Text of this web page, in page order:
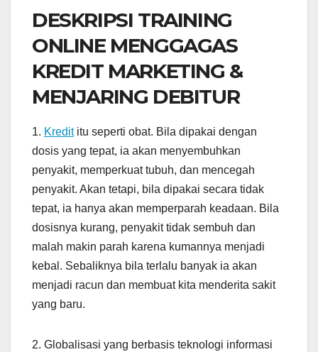
DESKRIPSI TRAINING
ONLINE MENGGAGAS
KREDIT MARKETING &
MENJARING DEBITUR
1. Kredititu seperti obat. Bila dipakai dengan
dosis yang tepat, ia akan menyembuhkan
penyakit, memperkuat tubuh, dan mencegah
penyakit. Akan tetapi, bila dipakai secara tidak
tepat, ia hanya akan memperparah keadaan. Bila
dosisnya kurang, penyakit tidak sembuh dan
malah makin parah karena kumannya menjadi
kebal. Sebaliknya bila terlalu banyak ia akan
menjadi racun dan membuat kita menderita sakit
yang baru.
2. Globalisasi yang berbasis teknologi informasi